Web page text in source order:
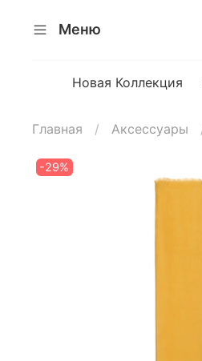
Меню
Новая Коллекция
Главная Аксессуары
-29%